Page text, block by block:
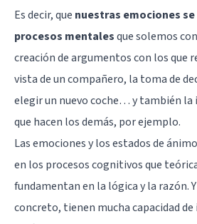
Es decir, que nuestras emociones
procesos mentalesque solemos
creación de argumentos con los que
vista de un compañero, la toma de
elegir un nuevo coche… y también
que hacen los demás, por ejemplo.
Las emociones y los estados de
en los procesos cognitivos que
fundamentan en la lógica y la razón.
concreto, tienen mucha capacidad